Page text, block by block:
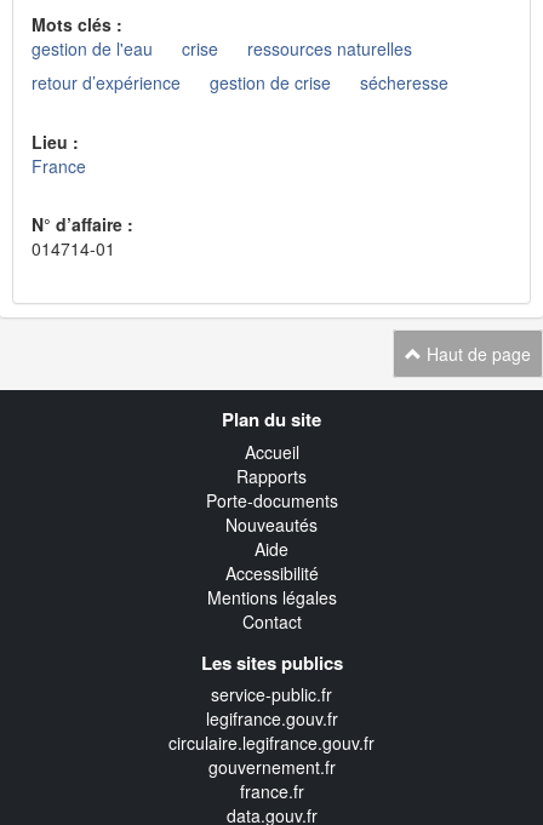
Mots clés :
gestion de l'eau
crise
ressources naturelles
retour d’expérience
gestion de crise sécheresse
Lieu :
France
N° d’affaire :
014714-01
Haut de page
Plan du site
Accueil
Rapports
Porte-documents
Nouveautés
Aide
Accessibilité
Mentions légales
Contact
Les sites publics
service-public.fr
legifrance.gouv.fr
circulaire.legifrance.gouv.fr
gouvernement.fr
france.fr
data.gouv.fr